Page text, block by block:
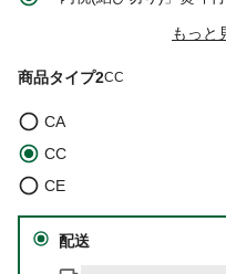
もっと
商品タイプ2CC
CA
CC
CE
配送